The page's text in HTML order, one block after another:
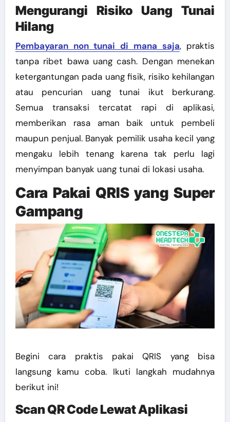
Mengurangi Risiko Uang Tunai
Hilang
Pembayaran non tunai di mana saja, praktis
tanpa ribet bawa uang cash. Dengan menekan
ketergantungan pada uang fisik, risiko kehilangan
atau pencurian uang tunai ikut berkurang.
Semua transaksi tercatat rapi di aplikasi,
memberikan rasa aman baik untuk pembeli
maupun penjual. Banyak pemilik usaha kecil yang
mengaku lebih tenang karena tak perlu lagi
menyimpan banyak uang tunai di lokasi usaha.
Cara Pakai QRIS yang Super
Gampang
Begini cara praktis pakai QRIS yang bisa
langsung kamu coba. Ikuti langkah mudahnya
berikut ini!
Scan QR Code Lewat Aplikasi